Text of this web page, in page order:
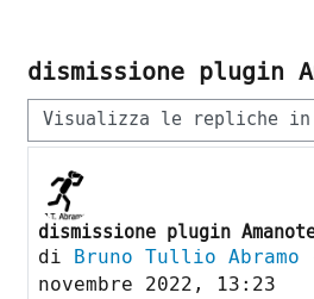
dismissione plugin
Modalità visualizzazione
dismissione plugin
di Bruno Tullio Abramo
novembre 2022, 13:23
Numero di risposte: 0